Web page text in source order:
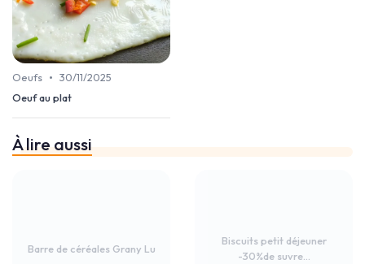
Oeufs • 30/11/2025
Oeuf au plat
À lire aussi
Barre de céréales Grany Lu
Biscuits petit déjeuner
-30%de suvre...